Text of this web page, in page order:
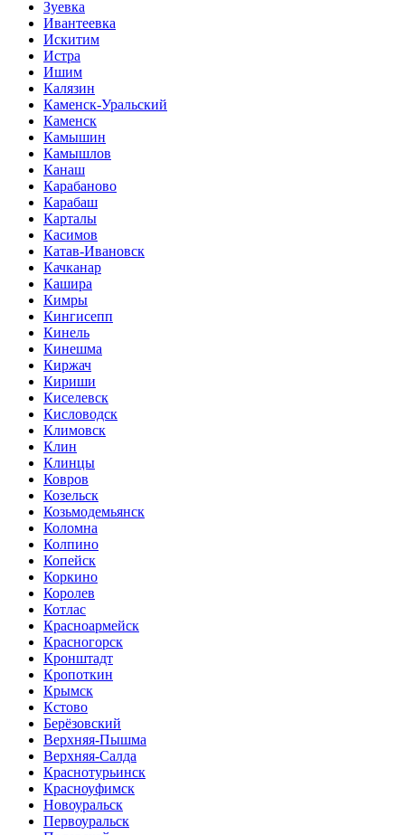
Зуевка
Ивантеевка
Искитим
Истра
Ишим
Калязин
Каменск-Уральский
Каменск
Камышин
Камышлов
Канаш
Карабаново
Карабаш
Карталы
Касимов
Катав-Ивановск
Качканар
Кашира
Кимры
Кингисепп
Кинель
Кинешма
Киржач
Кириши
Киселевск
Кисловодск
Климовск
Клин
Клинцы
Ковров
Козельск
Козьмодемьянск
Коломна
Колпино
Копейск
Коркино
Королев
Котлас
Красноармейск
Красногорск
Кронштадт
Кропоткин
Крымск
Кстово
Берёзовский
Верхняя-Пышма
Верхняя-Салда
Краснотурьинск
Красноуфимск
Новоуральск
Первоуральск